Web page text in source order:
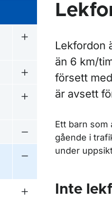
Undermeny för Äga,
Undermeny för Skatter
Undermeny för
Undermeny för
Undermeny för
Lekfordon
än 6 km/
försett
är avsett
Ett barn som
gående i
under
Inte